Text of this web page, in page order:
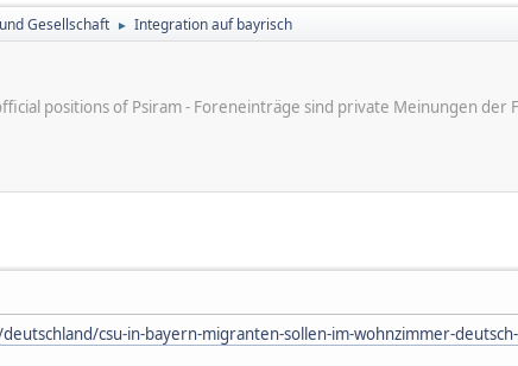
Gesellschaft ► Integration auf bayrisch
positions of Psiram - Foreneinträge sind private Meinungen
csu-in-bayern-migranten-sollen-im-wohnzimmer-